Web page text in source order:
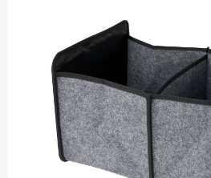
Potloden bedrukken
Markeerstiften bedrukken
Kinderschrijfwaren bedrukken
Stoepkrijt bedrukken